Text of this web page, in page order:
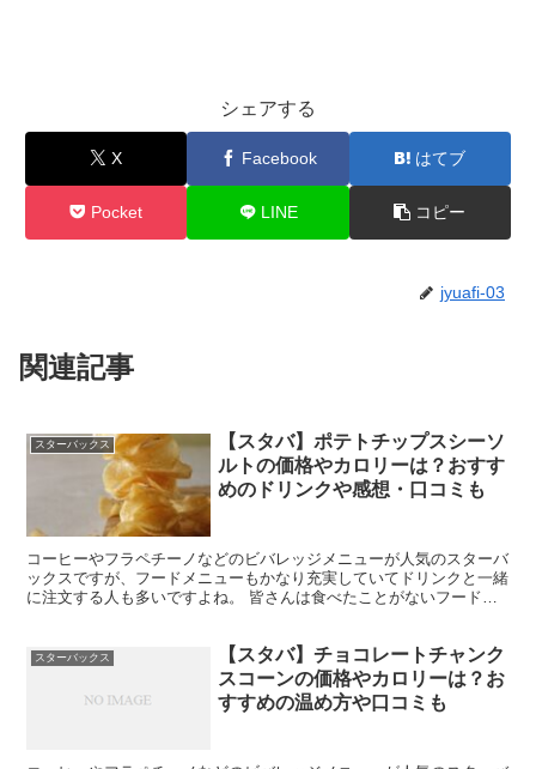
シェアする
X Facebook はてブ
Pocket LINE コピー
jyuafi-03
関連記事
スターバックス
【スタバ】ポテトチップスシーソ
ルトの価格やカロリーは？おすす
めのドリンクや感想・口コミも
コーヒーやフラペチーノなどのビバレッジメニューが人気のスターバ
ックスですが、フードメニューもかなり充実していてドリンクと一緒
に注文する人も多いですよね。 皆さんは食べたことがないフードメ
スターバックス
【スタバ】チョコレートチャンク
スコーンの価格やカロリーは？お
すすめの温め方や口コミも